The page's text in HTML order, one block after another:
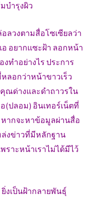
บำรุงผิว
ลวงตามสื่อโซเซียลว่า
อ อยากแซะฝ้า ลอกหน้า
ทำอย่างไร ประการ
ลอกว่าหน้าขาวเร็ว
ณด่างและดำถาวรใน
(ปลอม) อินเทอร์เน็ตที่
หากจะหาข้อมูลผ่านสื่อ
งข่าวที่มีหลักฐาน
ราะหน้าเราไม่ได้มีไว้
งเป็นฝ้ากลายพันธุ์